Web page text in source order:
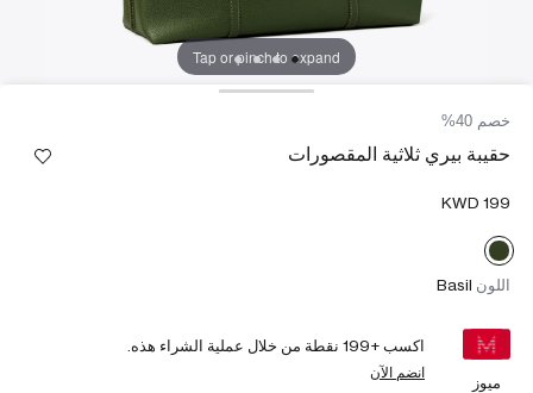
Tap or pinch to expand
خصم 40%
حقيبة بيري ثلاثية المقصورات
اللون Basil
ميوز
اكسب +199 نقطة من خلال عملية الشراء هذه.
انضم الآن